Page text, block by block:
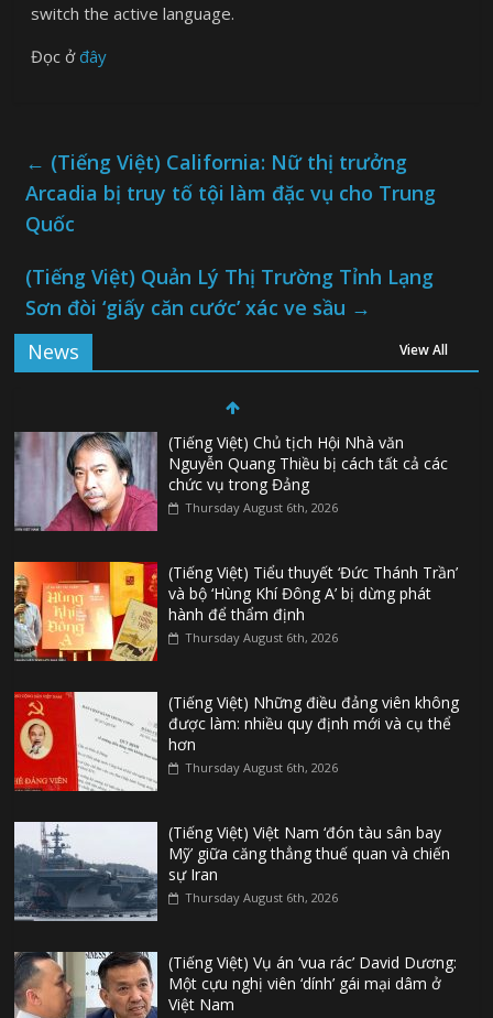
switch the active language.
Đọc ởđây
← (Tiếng Việt) California: Nữ thị trưởng
Arcadia bị truy tố tội làm đặc vụ cho Trung
Quốc
(Tiếng Việt) Quản Lý Thị Trường Tỉnh Lạng
Sơn đòi ‘giấy căn cước’ xác ve sầu →
News
View All
(Tiếng Việt) Chủ tịch Hội Nhà văn
Nguyễn Quang Thiều bị cách tất cả các
chức vụ trong Đảng
Thursday August 6th, 2026
(Tiếng Việt) Tiểu thuyết ‘Đức Thánh Trần’
và bộ ‘Hùng Khí Đông A’ bị dừng phát
hành để thẩm định
Thursday August 6th, 2026
(Tiếng Việt) Những điều đảng viên không
được làm: nhiều quy định mới và cụ thể
hơn
Thursday August 6th, 2026
(Tiếng Việt) Việt Nam ‘đón tàu sân bay
Mỹ’ giữa căng thẳng thuế quan và chiến
sự Iran
Thursday August 6th, 2026
(Tiếng Việt) Vụ án ‘vua rác’ David Dương:
Một cựu nghị viên ‘dính’ gái mại dâm ở
Việt Nam